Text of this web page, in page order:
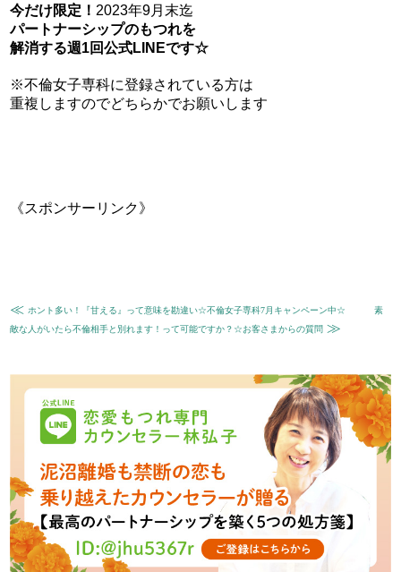
今だけ限定！ 2023年9月末迄
パートナーシップのもつれを
解消する週1回公式LINEです☆
※不倫女子専科に登録されている方は
重複しますのでどちらかでお願いします
《スポンサーリンク》
≪ホント多い！『甘える』って意味を勘違い☆不倫女子専科7月キャンペーン中☆
素
敵な人がいたら不倫相手と別れます！って可能ですか？☆お客さまからの質問 ≫